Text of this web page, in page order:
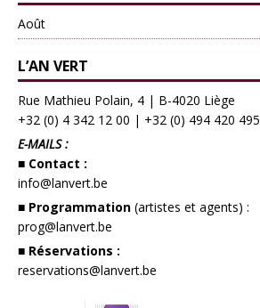
Août
L’AN VERT
Rue Mathieu Polain, 4 | B-4020 Liège
+32 (0) 4 342 12 00 | +32 (0) 494 420 495
E-MAILS :
■ Contact :
info@lanvert.be
■ Programmation (artistes et agents) :
prog@lanvert.be
■ Réservations :
reservations@lanvert.be